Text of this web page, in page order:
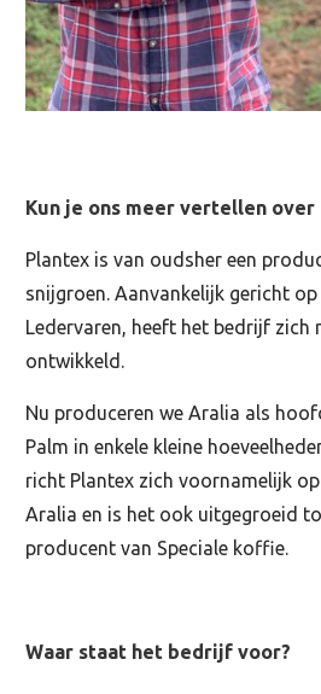
Kun je ons meer vertellen
Plantex is van oudsher een
snijgroen. Aanvankelijk gericht
Ledervaren, heeft het bedrijf zich
ontwikkeld.
Nu produceren we Aralia als
Palm in enkele kleine
richt Plantex zich voornamelijk
Aralia en is het ook uitgegroeid
producent van Speciale koffie.
Waar staat het bedrijf voor?